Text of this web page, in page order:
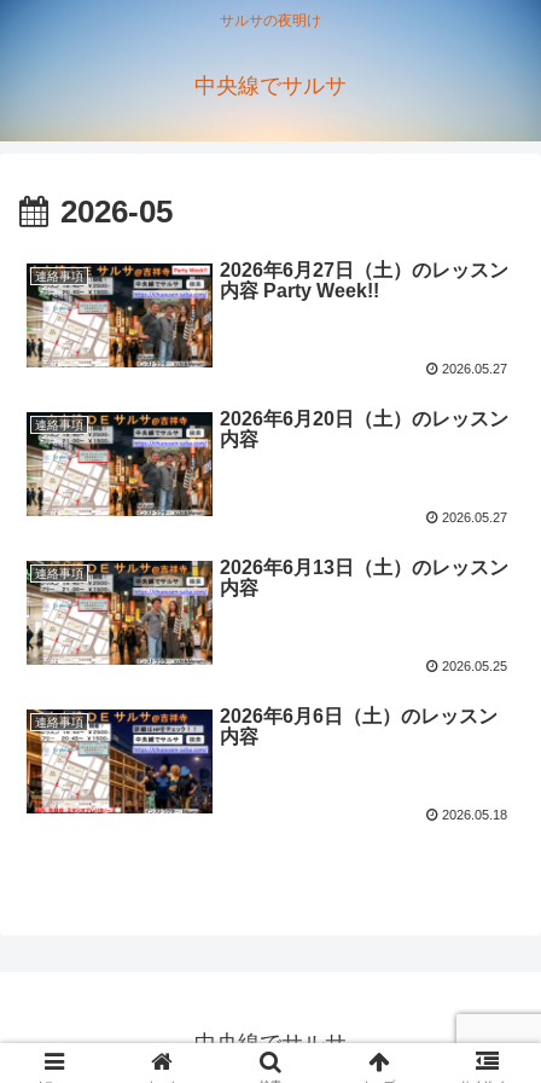
サルサの夜明け
中央線でサルサ
2026-05
連絡事項
2026年6月27日（土）のレッスン
内容 Party Week!!
2026.05.27
連絡事項
2026年6月20日（土）のレッスン
内容
2026.05.27
連絡事項
2026年6月13日（土）のレッスン
内容
2026.05.25
連絡事項
2026年6月6日（土）のレッスン
内容
2026.05.18
中央線でサルサ
© 2019 中央線でサルサ.